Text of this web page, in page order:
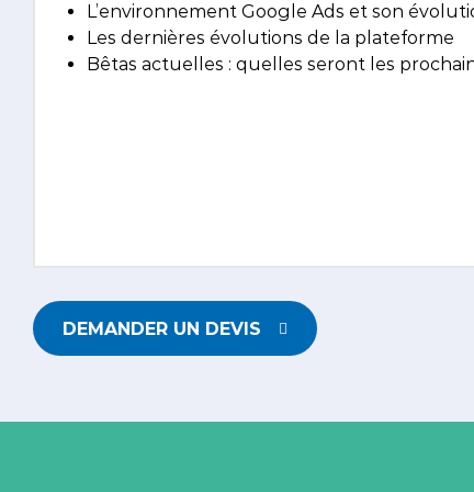
L’environnement Google Ads et son
Les dernières évolutions de la plateforme
Bêtas actuelles : quelles seront les
DEMANDER UN DEVIS